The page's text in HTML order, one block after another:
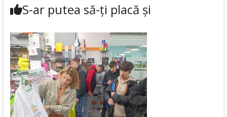
S-ar putea să-ți placă și